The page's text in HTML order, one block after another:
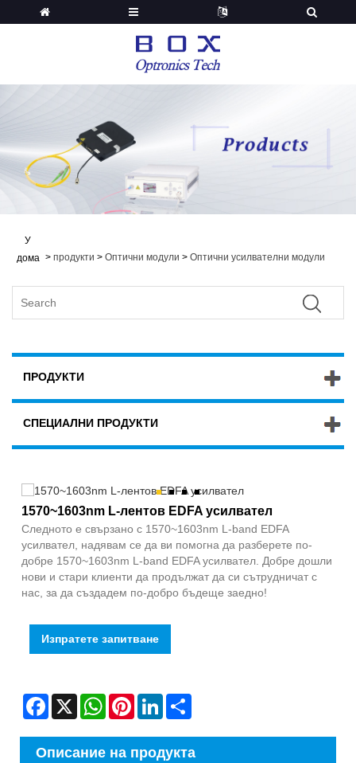
У
дома > продукти > Оптични модули > Оптични усилвателни модули
ПРОДУКТИ
СПЕЦИАЛНИ ПРОДУКТИ
1570~1603nm L-лентов EDFA усилвател
Следното е свързано с 1570~1603nm L-band EDFA
усилвател, надявам се да ви помогна да разберете по-
добре 1570~1603nm L-band EDFA усилвател. Добре дошли
нови и стари клиенти да продължат да си сътрудничат с
нас, за да създадем по-добро бъдеще заедно!
Изпратете запитване
Facebook
X WhatsAppPinterestLinkedIn
Описание на продукта